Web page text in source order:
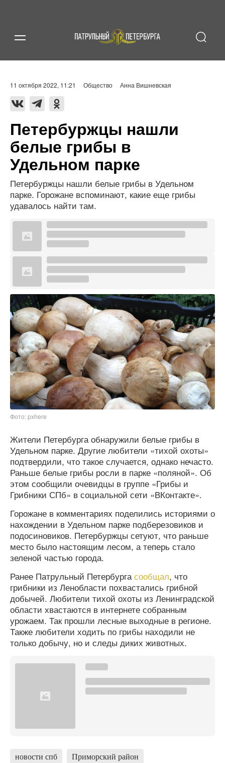
11 октября 2022, 11:21 Общество Анна Вишневская
Петербуржцы нашли
белые грибы в
Удельном парке
Петербуржцы нашли белые грибы в Удельном
парке. Горожане вспоминают, какие еще грибы
удавалось найти там.
Фото: pxhere
Жители Петербурга обнаружили белые грибы в
Удельном парке. Другие любители «тихой охоты»
подтвердили, что такое случается, однако нечасто.
Раньше белые грибы росли в парке «поляной». Об
этом сообщили очевидцы в группе «Грибы и
Грибники СПб» в социальной сети «ВКонтакте».
Горожане в комментариях поделились историями о
нахождении в Удельном парке подберезовиков и
подосиновиков. Петербуржцы сетуют, что раньше
место было настоящим лесом, а теперь стало
зеленой частью города.
Ранее Патрульный Петербургасообщал, что
грибники из Ленобласти похвастались грибной
добычей. Любители тихой охоты из Ленинградской
области хвастаются в интернете собранным
урожаем. Так прошли лесные выходные в регионе.
Также любители ходить по грибы находили не
только добычу, но и следы диких животных.
новости спб Приморский район